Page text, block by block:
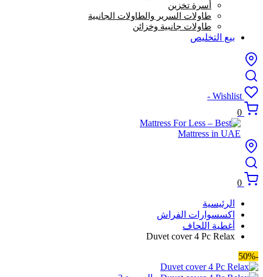
أسرة تخزين
طاولات السرير والطاولات الجانبية
طاولات جانبية وخزائن
بيع التخليص
Wishlist -
0
0
الرئيسية
اكسسوارات الفراش
أغطية اللحاف
Duvet cover 4 Pc Relax
-50%